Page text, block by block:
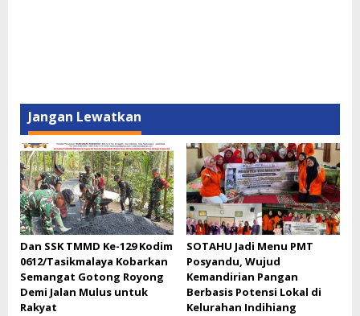
Jangan Lewatkan
Dan SSK TMMD Ke-129 Kodim
0612/Tasikmalaya Kobarkan
Semangat Gotong Royong
Demi Jalan Mulus untuk
Rakyat
SOTAHU Jadi Menu PMT
Posyandu, Wujud
Kemandirian Pangan
Berbasis Potensi Lokal di
Kelurahan Indihiang